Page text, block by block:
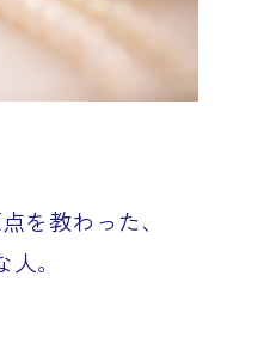
を教わった、
。